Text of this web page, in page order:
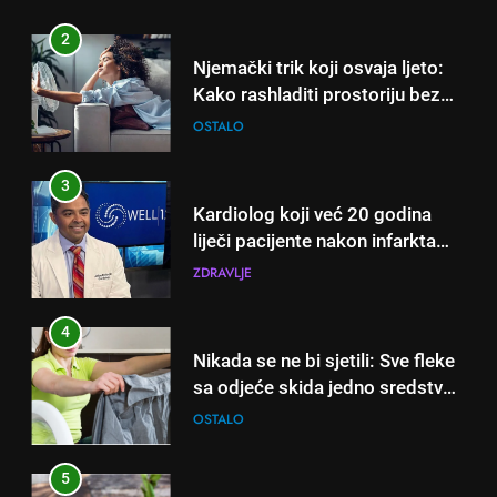
3
Kardiolog koji već 20 godina
liječi pacijente nakon infarkta
otkrio: Ove 4 jutarnje navike
dana!
ZDRAVLJE
4
Nikada se ne bi sjetili: Sve fleke
sa odjeće skida jedno sredstvo
koje svi imamo u kući
OSTALO
5
Čaj od lovora i cimeta – prirodni
napitak za svakodnevnu rutinu
OSTALO
6